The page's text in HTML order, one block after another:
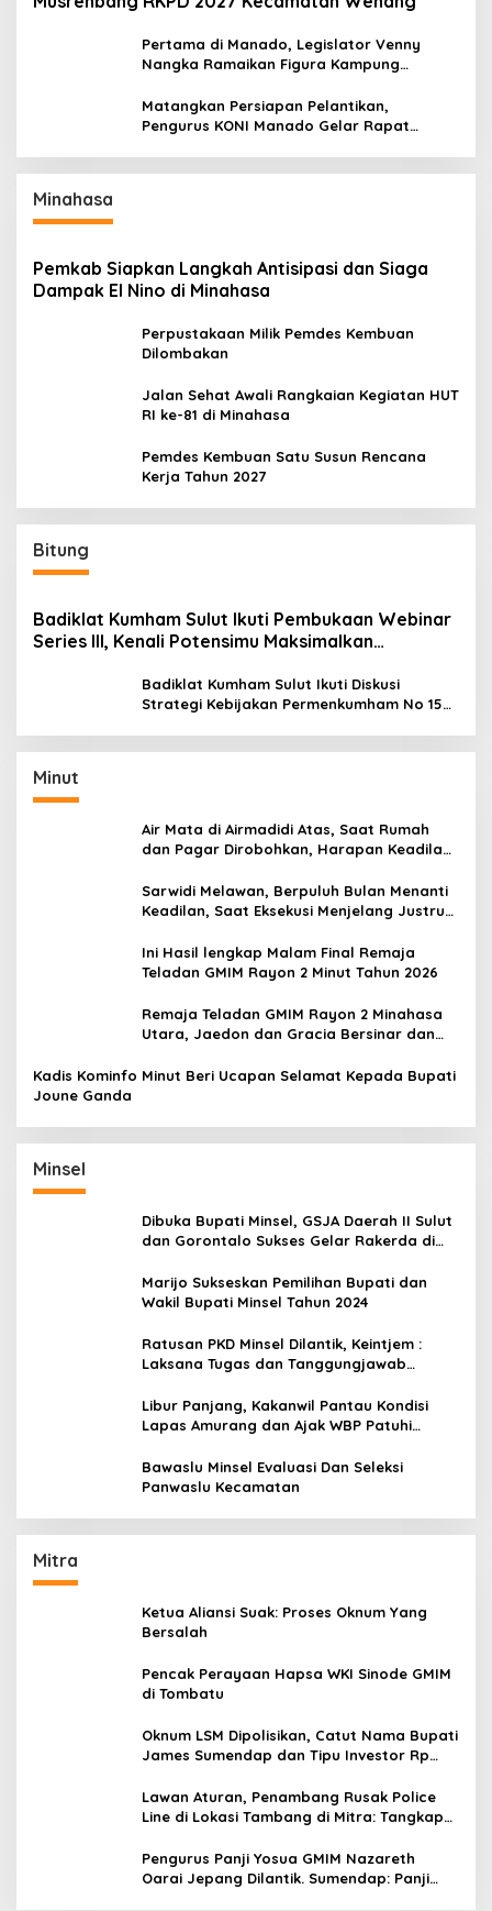
Pertama di Manado, Legislator Venny
Nangka Ramaikan Figura Kampung
Matangkan Persiapan Pelantikan,
Pengurus KONI Manado Gelar Rapat
Minahasa
Pemkab Siapkan Langkah Antisipasi dan Siaga
Dampak El Nino di Minahasa
Perpustakaan Milik Pemdes Kembuan
Dilombakan
Jalan Sehat Awali Rangkaian Kegiatan HUT
RI ke-81 di Minahasa
Pemdes Kembuan Satu Susun Rencana
Kerja Tahun 2027
Bitung
Badiklat Kumham Sulut Ikuti Pembukaan Webinar
Series III, Kenali Potensimu Maksimalkan
Badiklat Kumham Sulut Ikuti Diskusi
Strategi Kebijakan Permenkumham No 15
Minut
Air Mata di Airmadidi Atas, Saat Rumah
dan Pagar Dirobohkan, Harapan Keadilan
Sarwidi Melawan, Berpuluh Bulan Menanti
Keadilan, Saat Eksekusi Menjelang Justru
Ini Hasil lengkap Malam Final Remaja
Teladan GMIM Rayon 2 Minut Tahun 2026
Remaja Teladan GMIM Rayon 2 Minahasa
Utara, Jaedon dan Gracia Bersinar dan
Kadis Kominfo Minut Beri Ucapan Selamat Kepada Bupati
Joune Ganda
Minsel
Dibuka Bupati Minsel, GSJA Daerah II Sulut
dan Gorontalo Sukses Gelar Rakerda di
Marijo Sukseskan Pemilihan Bupati dan
Wakil Bupati Minsel Tahun 2024
Ratusan PKD Minsel Dilantik, Keintjem :
Laksana Tugas dan Tanggungjawab
Libur Panjang, Kakanwil Pantau Kondisi
Lapas Amurang dan Ajak WBP Patuhi
Bawaslu Minsel Evaluasi Dan Seleksi
Panwaslu Kecamatan
Mitra
Ketua Aliansi Suak: Proses Oknum Yang
Bersalah
Pencak Perayaan Hapsa WKI Sinode GMIM
di Tombatu
Oknum LSM Dipolisikan, Catut Nama Bupati
James Sumendap dan Tipu Investor Rp
Lawan Aturan, Penambang Rusak Police
Line di Lokasi Tambang di Mitra: Tangkap
Pengurus Panji Yosua GMIM Nazareth
Oarai Jepang Dilantik. Sumendap: Panji